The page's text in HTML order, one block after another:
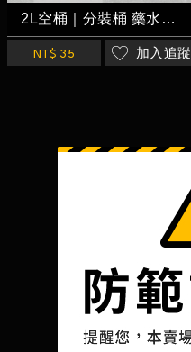
2L空桶｜分裝桶 藥水桶 藥劑桶 溶劑桶 空瓶 耐酸鹼 聚乙烯材質
NT$ 35 加入追蹤